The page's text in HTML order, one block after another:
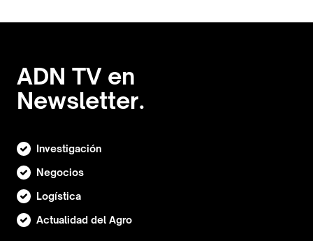
ADN TV en
Newsletter.
Investigación
Negocios
Logística
Actualidad del Agro